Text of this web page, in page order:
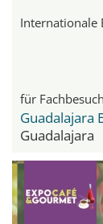
Internationale
für
Guadalajara
Guadalajara